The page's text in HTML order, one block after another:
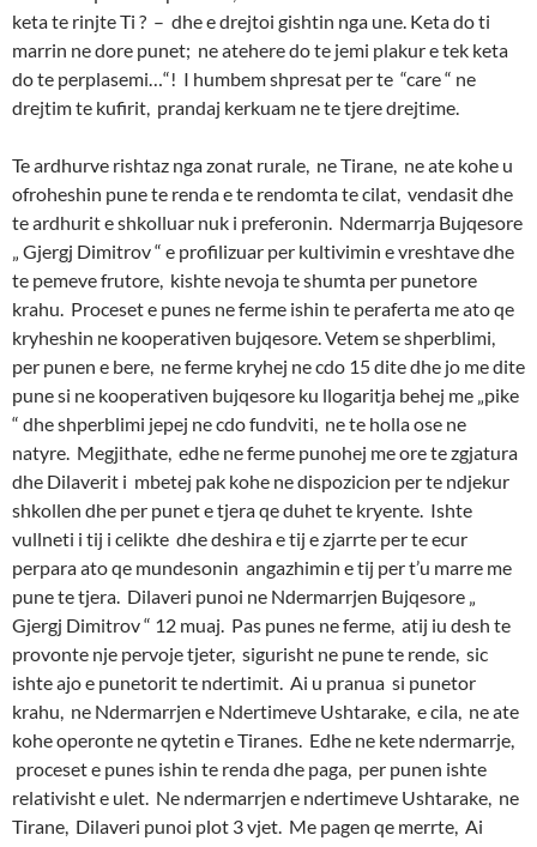
keta te rinjte Ti ? – dhe e drejtoi gishtin nga une. Keta do ti
marrin ne dore punet; ne atehere do te jemi plakur e tek keta
do te perplasemi…“! I humbem shpresat per te “care “ ne
drejtim te kufirit, prandaj kerkuam ne te tjere drejtime.
Te ardhurve rishtaz nga zonat rurale, ne Tirane, ne ate kohe u
ofroheshin pune te renda e te rendomta te cilat, vendasit dhe
te ardhurit e shkolluar nuk i preferonin. Ndermarrja Bujqesore
„ Gjergj Dimitrov “ e profilizuar per kultivimin e vreshtave dhe
te pemeve frutore, kishte nevoja te shumta per punetore
krahu. Proceset e punes ne ferme ishin te peraferta me ato qe
kryheshin ne kooperativen bujqesore. Vetem se shperblimi,
per punen e bere, ne ferme kryhej ne cdo 15 dite dhe jo me dite
pune si ne kooperativen bujqesore ku llogaritja behej me „pike
“ dhe shperblimi jepej ne cdo fundviti, ne te holla ose ne
natyre. Megjithate, edhe ne ferme punohej me ore te zgjatura
dhe Dilaverit i mbetej pak kohe ne dispozicion per te ndjekur
shkollen dhe per punet e tjera qe duhet te kryente. Ishte
vullneti i tij i celikte dhe deshira e tij e zjarrte per te ecur
perpara ato qe mundesonin angazhimin e tij per t’u marre me
pune te tjera. Dilaveri punoi ne Ndermarrjen Bujqesore „
Gjergj Dimitrov “ 12 muaj. Pas punes ne ferme, atij iu desh te
provonte nje pervoje tjeter, sigurisht ne pune te rende, sic
ishte ajo e punetorit te ndertimit. Ai u pranua si punetor
krahu, ne Ndermarrjen e Ndertimeve Ushtarake, e cila, ne ate
kohe operonte ne qytetin e Tiranes. Edhe ne kete ndermarrje,
proceset e punes ishin te renda dhe paga, per punen ishte
relativisht e ulet. Ne ndermarrjen e ndertimeve Ushtarake, ne
Tirane, Dilaveri punoi plot 3 vjet. Me pagen qe merrte, Ai